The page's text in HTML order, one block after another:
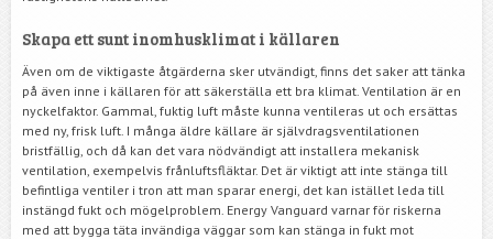
Skapa ett sunt inomhusklimat i källaren
Även om de viktigaste åtgärderna sker utvändigt, finns det saker att tänka
på även inne i källaren för att säkerställa ett bra klimat. Ventilation är en
nyckelfaktor. Gammal, fuktig luft måste kunna ventileras ut och ersättas
med ny, frisk luft. I många äldre källare är självdragsventilationen
bristfällig, och då kan det vara nödvändigt att installera mekanisk
ventilation, exempelvis frånluftsfläktar. Det är viktigt att inte stänga till
befintliga ventiler i tron att man sparar energi, det kan istället leda till
instängd fukt och mögelproblem. Energy Vanguard varnar för riskerna
med att bygga täta invändiga väggar som kan stänga in fukt mot